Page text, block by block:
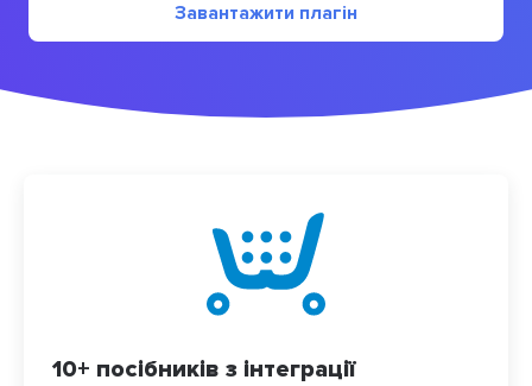
Завантажити плагін
10+ посібників з інтеграції